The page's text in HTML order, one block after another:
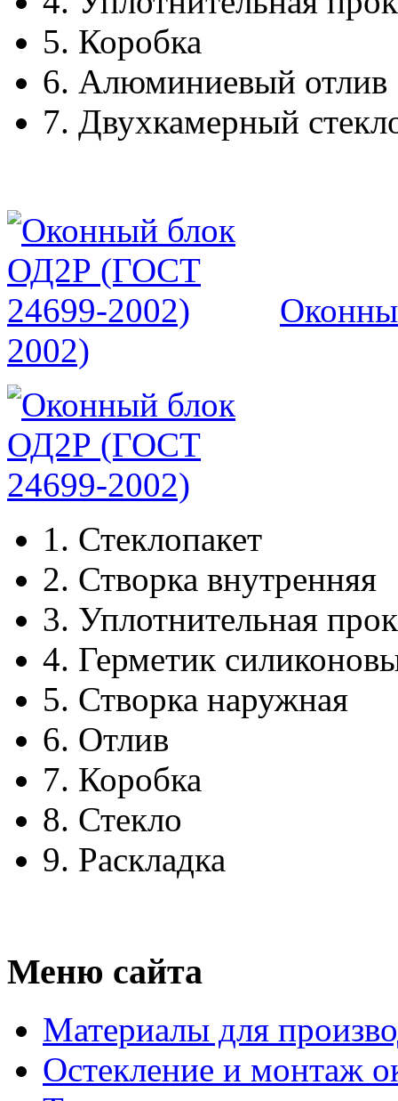
5. Коробка
6. Алюминиевый отлив
7. Двухкамерный
2002)
1. Стеклопакет
2. Створка внутренняя
3. Уплотнительная
4. Герметик
5. Створка наружная
6. Отлив
7. Коробка
8. Стекло
9. Раскладка
Меню сайта
Материалы для
Остекление и монтаж